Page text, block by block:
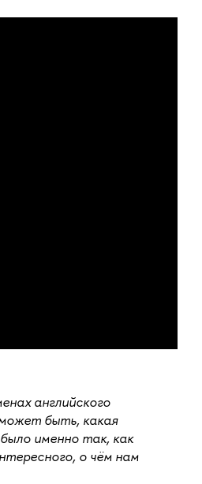
английского
быть, какая
именно так, как
о чём нам